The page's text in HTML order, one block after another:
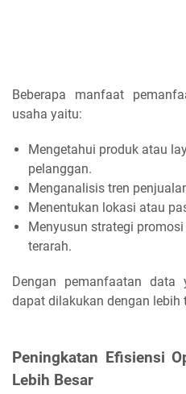
Beberapa manfaat
usaha yaitu:
Mengetahui produk atau
pelanggan.
Menganalisis tren
Menentukan lokasi atau
Menyusun strategi
terarah.
Dengan pemanfaatan data
dapat dilakukan dengan lebih
Peningkatan Efisiensi
Lebih Besar